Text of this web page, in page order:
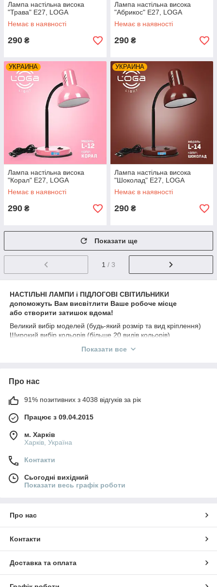
Лампа настільна висока
"Трава" Е27, LOGA
Немає в наявності
290 ₴
Лампа настільна висока
"Абрикос" Е27, LOGA
Немає в наявності
290 ₴
УКРАИНА
Лампа настільна висока
"Корал" Е27, LOGA
Немає в наявності
290 ₴
УКРАИНА
Лампа настільна висока
"Шоколад" Е27, LOGA
Немає в наявності
290 ₴
Показати ще
1 / 3
НАСТІЛЬНІ ЛАМПИ і ПІДЛОГОВІ СВІТИЛЬНИКИ
допоможуть Вам висвітлити Ваше робоче місце
або створити затишок вдома!
Великий вибір моделей (будь-який розмір та вид кріплення)
Широкий вибір кольорів (більше 20 видів кольорів)
до ніжних і пастельних)
якості
Новинка - підлоговий світильник!
Лампи ТМ LOGA - це гарний подарунок собі або своїй
родині, рідним і близьким!
Обирайте "свою" лампу!
Показати все
Про нас
91% позитивних з 4038 відгуків за рік
Працює з 09.04.2015
м. Харків
Харків, Україна
Контакти
Сьогодні вихідний
Показати весь графік роботи
Про нас
Контакти
Доставка та оплата